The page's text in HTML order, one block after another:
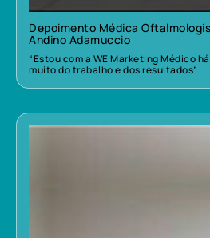
Depoimento Médica
Andino Adamuccio
“Estou com a WE Marketing Médico
muito do trabalho e dos resultados”